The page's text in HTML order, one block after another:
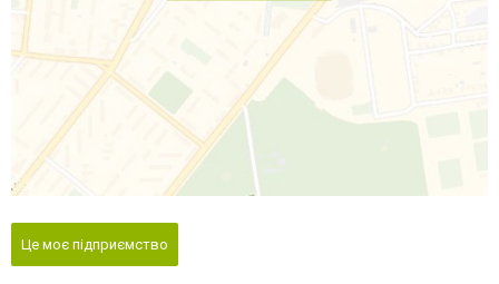
Це моє підприємство